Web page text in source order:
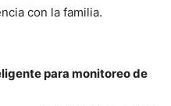
con la familia.
para monitoreo de